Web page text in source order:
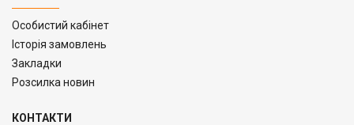
Особистий кабінет
Історія замовлень
Закладки
Розсилка новин
КОНТАКТИ